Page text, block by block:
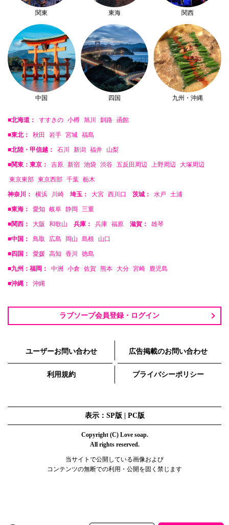
関東 東海 関西
中国 四国 九州・沖縄
■北海道： すすきの 小樽 旭川 釧路 函館
■東北： 秋田 岩手 宮城 福島
■北陸・甲信越： 石川 新潟 福井 山梨
■関東：東京： 吉原 新宿 池袋 渋谷 五反田周辺 上野周辺 大塚周辺
東京東部 東京西部 千葉 栃木
神奈川： 横浜 川崎 埼玉： 大宮 西川口 茨城： 水戸 土浦
■東海： 愛知 岐阜 静岡 三重
■関西： 大阪 和歌山 兵庫： 兵庫 福原 滋賀： 雄琴
■中国： 鳥取 広島 岡山 島根 山口
■四国： 愛媛 高知 香川 徳島
■九州：福岡： 中洲 小倉 佐賀 熊本 大分 宮崎 鹿児島
■沖縄： 沖縄
ラブソープ会員登録・ログイン
ユーザーお問い合わせ 広告掲載のお問い合わせ
利用規約 プライバシーポリシー
表示：SP版 | PC版
Copyright (C) Love soap.
All rights reserved.
当サイトで公開している画像および
コンテンツの無断での利用・公開を固く禁じます